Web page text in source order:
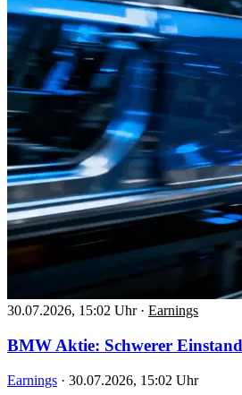
30.07.2026, 15:02 Uhr · Earnings
BMW Aktie: Schwerer
Earnings · 30.07.2026, 15:02 Uhr